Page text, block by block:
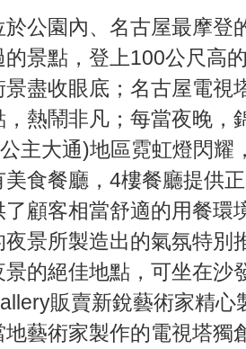
於公園內、名古屋最摩登
景點，登上100公尺高
景盡收眼底；名古屋電視
，熱鬧非凡；每當夜晚，
主大通)地區霓虹燈閃耀
美食餐廳，4樓餐廳提供
顧客相當舒適的用餐環
夜景所製造出的氣氛特別
景的絕佳地點，可坐在沙
販賣新銳藝術家精心
地藝術家製作的電視塔獨